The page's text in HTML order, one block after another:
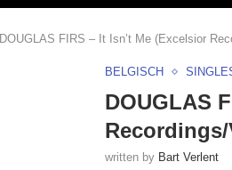
DOUGLAS FIRS – It Isn’t Me (Excelsior
BELGISCH
DOUGLAS
written by Bart Verlent